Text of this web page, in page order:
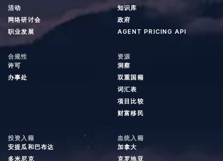
活动
网络研讨会
职业发展
知识库
政府
AGENT PRICING API
合规性
许可
办事处
资源
洞察
双重国籍
词汇表
项目比较
财富移民
投资入籍
安提瓜和巴布达
多米尼克
血统入籍
加拿大
克罗地亚